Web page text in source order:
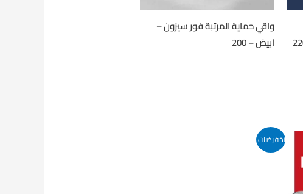
واقي حماية المرتبة فور سيزون –
ابيض – 200
تخفيضات!